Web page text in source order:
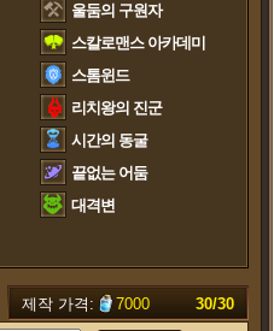
울둠의 구원자
스칼로맨스 아카데미
스톰윈드
리치왕의 진군
시간의 동굴
끝없는 어둠
대격변
제작 가격: 7000 30/30